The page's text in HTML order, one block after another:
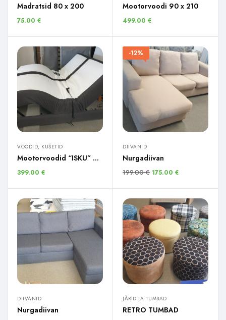
Madratsid 80 x 200
75.00 €
Mootorvoodi 90 x 210
499.00 €
VOODID, KUŠETID
Mootorvoodid “ISKU” 2 tk.
399.00 €
-12%
DIIVANID
Nurgadiivan
199.00€ 175.00 €
DIIVANID
Nurgadiivan
JÄRID JA TUMBAD
RETRO TUMBAD